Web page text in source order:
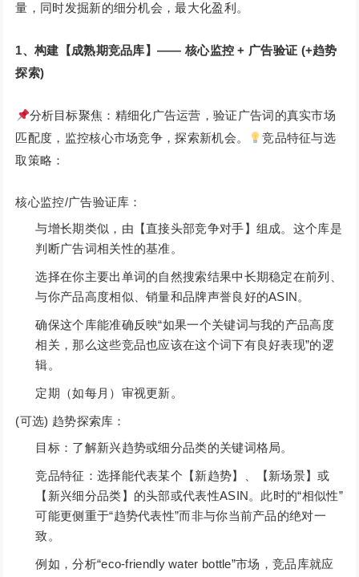
量，同时发掘新的细分机会，最大化盈利。
1、构建【成熟期竞品库】—— 核心监控 + 广告验证 (+趋势
探索)
分析目标聚焦：精细化广告运营，验证广告词的真实市场
匹配度，监控核心市场竞争，探索新机会。
竞品特征与选
取策略：
核心监控/广告验证库：
与增长期类似，由【直接头部竞争对手】组成。这个库是
判断广告词相关性的基准。
选择在你主要出单词的自然搜索结果中长期稳定在前列、
与你产品高度相似、销量和品牌声誉良好的ASIN。
确保这个库能准确反映“如果一个关键词与我的产品高度
相关，那么这些竞品也应该在这个词下有良好表现”的逻
辑。
定期（如每月）审视更新。
(可选) 趋势探索库：
目标：了解新兴趋势或细分品类的关键词格局。
竞品特征：选择能代表某个【新趋势】、【新场景】或
【新兴细分品类】的头部或代表性ASIN。此时的“相似性”
可能更侧重于“趋势代表性”而非与你当前产品的绝对一
致。
例如，分析“eco-friendly water bottle”市场，竞品库就应